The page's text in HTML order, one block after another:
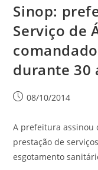
Sinop:
Serviço de
durante 30
08/10/2014
A prefeitura assinou
prestação de
esgotamento